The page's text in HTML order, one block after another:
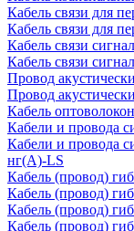
Кабель связи для
Кабель связи для
Кабель связи
Кабель связи
Провод
Провод
Кабель
Кабели и провода
Кабели и провода
нг(А)-LS
Кабель (провод)
Кабель (провод)
Кабель (провод)
Кабель (провод)